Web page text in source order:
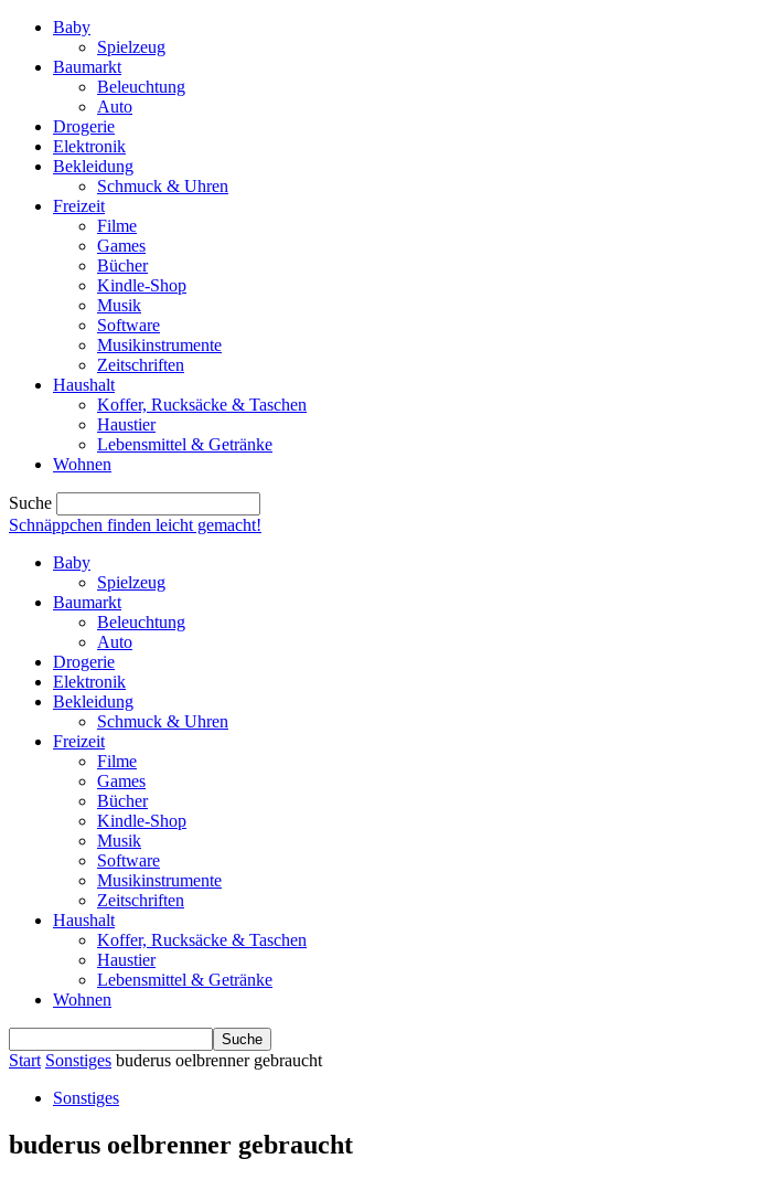
Baby
Spielzeug
Baumarkt
Beleuchtung
Auto
Drogerie
Elektronik
Bekleidung
Schmuck & Uhren
Freizeit
Filme
Games
Bücher
Kindle-Shop
Musik
Software
Musikinstrumente
Zeitschriften
Haushalt
Koffer, Rucksäcke & Taschen
Haustier
Lebensmittel & Getränke
Wohnen
Suche
Schnäppchen finden leicht gemacht!
Baby
Spielzeug
Baumarkt
Beleuchtung
Auto
Drogerie
Elektronik
Bekleidung
Schmuck & Uhren
Freizeit
Filme
Games
Bücher
Kindle-Shop
Musik
Software
Musikinstrumente
Zeitschriften
Haushalt
Koffer, Rucksäcke & Taschen
Haustier
Lebensmittel & Getränke
Wohnen
Start Sonstiges buderus oelbrenner gebraucht
Sonstiges
buderus oelbrenner gebraucht